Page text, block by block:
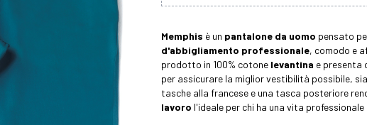
Memphis è un pantalone da uomo pensato
d'abbigliamento professionale, comodo e
prodotto in 100% cotone levantina e presenta
per assicurare la miglior vestibilità possibile,
tasche alla francese e una tasca posteriore
lavoro l'ideale per chi ha una vita professionale